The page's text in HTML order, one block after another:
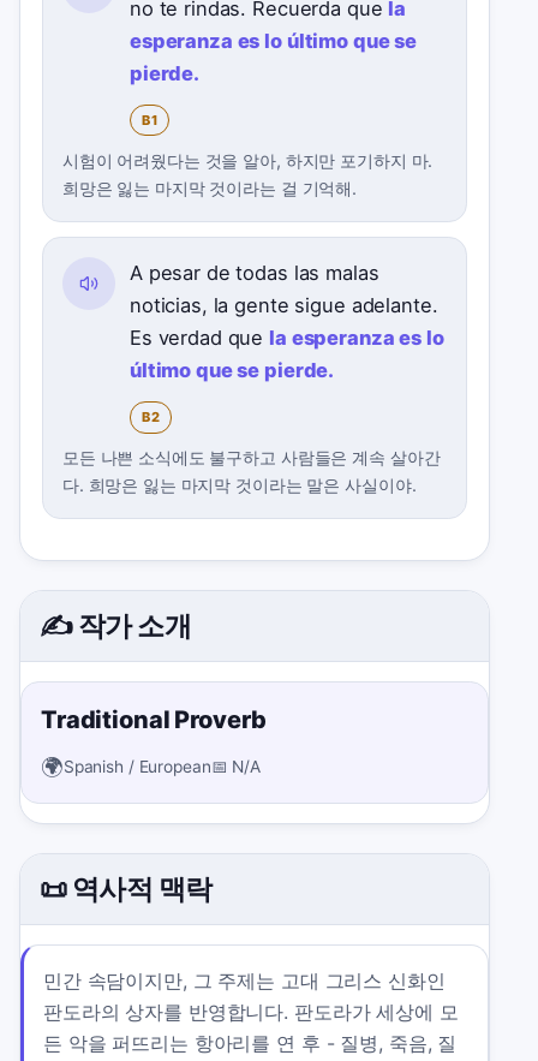
no te rindas. Recuerda que la
esperanza es lo último que se
pierde.
B1
시험이 어려웠다는 것을 알아, 하지만 포기하지 마.
희망은 잃는 마지막 것이라는 걸 기억해.
A pesar de todas las malas
noticias, la gente sigue adelante.
Es verdad que la esperanza es lo
último que se pierde.
B2
모든 나쁜 소식에도 불구하고 사람들은 계속 살아간
다. 희망은 잃는 마지막 것이라는 말은 사실이야.
✍️ 작가 소개
Traditional Proverb
🌍Spanish / European📅 N/A
📜 역사적 맥락
민간 속담이지만, 그 주제는 고대 그리스 신화인
판도라의 상자를 반영합니다. 판도라가 세상에 모
든 악을 퍼뜨리는 항아리를 연 후 - 질병, 죽음, 질